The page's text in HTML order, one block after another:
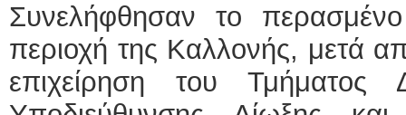
Συνελήφθησαν το
περιοχή της Καλλονής, μετά
επιχείρηση του Τμήματος